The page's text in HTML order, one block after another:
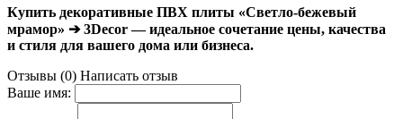
Купить декоративные ПВХ плиты «Светло-бежевый
мрамор» ➔ 3Decor — идеальное сочетание цены, качества
и стиля для вашего дома или бизнеса.
Отзывы (0) Написать отзыв
Ваше имя: